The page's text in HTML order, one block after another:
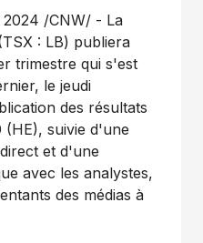
/CNW/ - La
: LB) publiera
trimestre qui s'est
le jeudi
des résultats
suivie d'une
et d'une
avec les analystes,
des médias à